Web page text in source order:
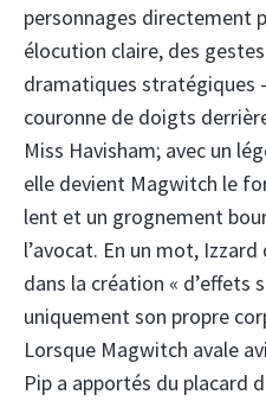
personnages directement
élocution claire, des
dramatiques stratégiques
couronne de doigts
Miss Havisham; avec un
elle devient Magwitch le
lent et un grognement
l’avocat. En un mot,
dans la création « d’effets
uniquement son propre
Lorsque Magwitch avale
Pip a apportés du placard